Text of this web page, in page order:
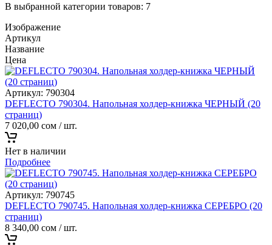
В выбранной категории товаров: 7
Изображение
Артикул
Название
Цена
Артикул: 790304
DEFLECTO 790304. Напольная холдер-книжка ЧЕРНЫЙ (20
страниц)
7 020,00 сом / шт.
Нет в наличии
Подробнее
Артикул: 790745
DEFLECTO 790745. Напольная холдер-книжка СЕРЕБРО (20
страниц)
8 340,00 сом / шт.